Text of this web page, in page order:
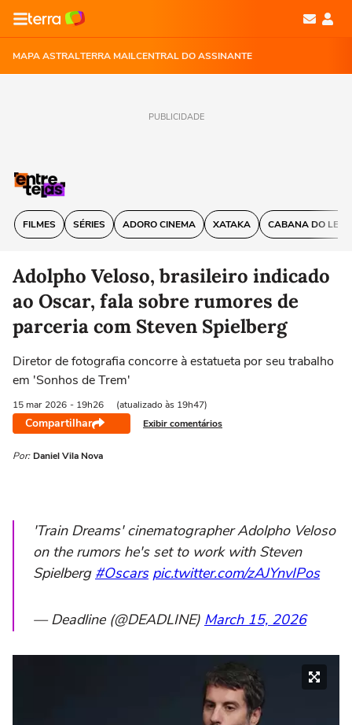
MAPA ASTRALTERRA MAILCENTRAL DO ASSINANTE
PUBLICIDADE
FILMES SÉRIES ADORO CINEMA XATAKA CABANA DO
Adolpho Veloso, brasileiro indicado
ao Oscar, fala sobre rumores de
parceria com Steven Spielberg
Diretor de fotografia concorre à estatueta por seu trabalho
em 'Sonhos de Trem'
15 mar 2026 - 19h26 (atualizado às 19h47)
Compartilhar Exibir comentários
Por: Daniel Vila Nova
'Train Dreams' cinematographer Adolpho Veloso
on the rumors he's set to work with Steven
Spielberg #Oscars pic.twitter.com/zAJYnvIPos
— Deadline (@DEADLINE) March 15, 2026